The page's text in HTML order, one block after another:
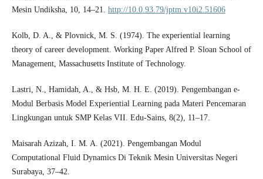
Mesin Undiksha, 10, 14–21. http://10.0.93.79/jptm.v10i2.51606
Kolb, D. A., & Plovnick, M. S. (1974). The experiential learning
theory of career development. Working Paper Alfred P. Sloan School of
Management, Massachusetts Institute of Technology.
Lastri, N., Hamidah, A., & Hsb, M. H. E. (2019). Pengembangan e-
Modul Berbasis Model Experiential Learning pada Materi Pencemaran
Lingkungan untuk SMP Kelas VII. Edu-Sains, 8(2), 11–17.
Maisarah Azizah, I. M. A. (2021). Pengembangan Modul
Computational Fluid Dynamics Di Teknik Mesin Universitas Negeri
Surabaya, 37–42.